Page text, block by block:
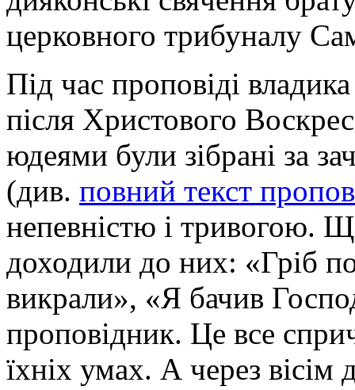
церковного трибуналу
Під час проповіді
після Христового
юдеями були зібрані за
(див. повний текст
непевністю і тривогою.
доходили до них: «Гріб
викрали», «Я бачив
проповідник. Це все
їхніх умах. А через вісім